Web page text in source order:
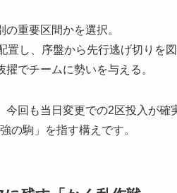
重要区間かを選択。
し、序盤から先行逃げ切りを図
でチームに勢いを与える。
回も当日変更での2区投入が確
の駒」を指す構えです。